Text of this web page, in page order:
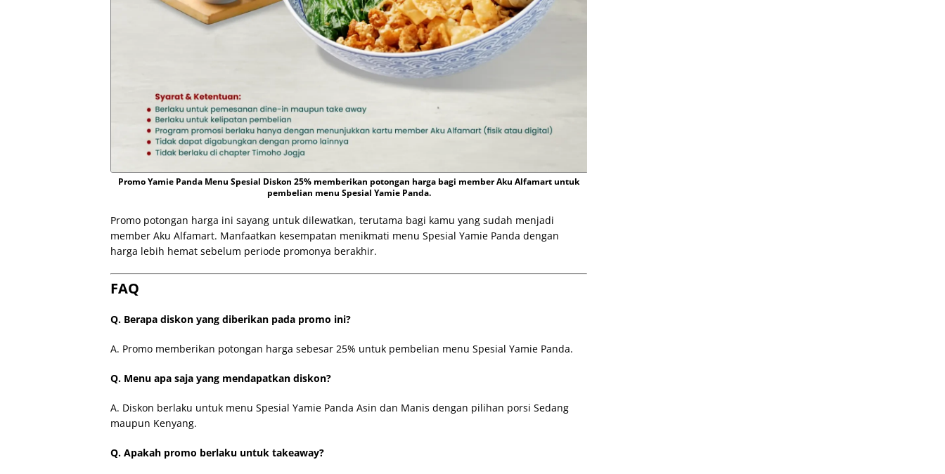
Promo Yamie Panda Menu Spesial Diskon 25% memberikan potongan harga bagi member Aku Alfamart untuk
pembelian menu Spesial Yamie Panda.
Promo potongan harga ini sayang untuk dilewatkan, terutama bagi kamu yang sudah menjadi
member Aku Alfamart. Manfaatkan kesempatan menikmati menu Spesial Yamie Panda dengan
harga lebih hemat sebelum periode promonya berakhir.
FAQ
Q. Berapa diskon yang diberikan pada promo ini?
A. Promo memberikan potongan harga sebesar 25% untuk pembelian menu Spesial Yamie Panda.
Q. Menu apa saja yang mendapatkan diskon?
A. Diskon berlaku untuk menu Spesial Yamie Panda Asin dan Manis dengan pilihan porsi Sedang
maupun Kenyang.
Q. Apakah promo berlaku untuk takeaway?